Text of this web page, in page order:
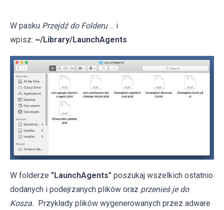
W pasku Przejdź do Folderu ... i
wpisz: ~/Library/LaunchAgents
W folderze "LaunchAgents" poszukaj wszelkich ostatnio
dodanych i podejrzanych plików oraz przenieś je do
Kosza. Przykłady plików wygenerowanych przez adware